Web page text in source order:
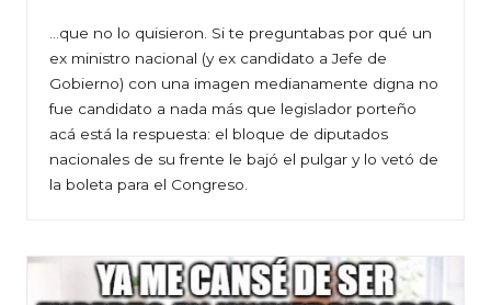
…que no lo quisieron. Si te preguntabas por qué un
ex ministro nacional (y ex candidato a Jefe de
Gobierno) con una imagen medianamente digna no
fue candidato a nada más que legislador porteño
acá está la respuesta: el bloque de diputados
nacionales de su frente le bajó el pulgar y lo vetó de
la boleta para el Congreso.